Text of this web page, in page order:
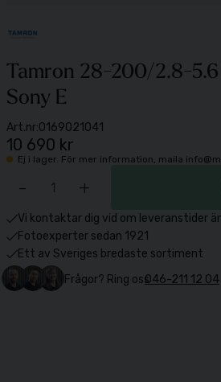
Tamron 28-200/2.8-5.6
Sony E
Art.nr:0169021041
10 690 kr
Ej i lager. För mer information, maila
- +
Vi kontaktar dig vid om leveranstider
Fotoexperter sedan 1921
Ett av Sveriges bredaste sortiment
Frågor? Ring oss046-211 12 04